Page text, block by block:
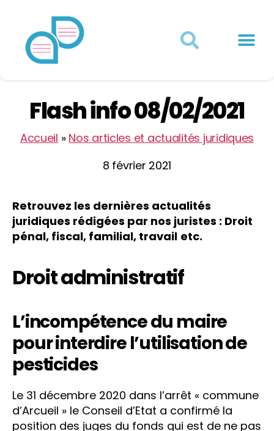
Flash info 08/02/2021
Accueil » Nos articles et actualités juridiques
8 février 2021
Retrouvez les dernières actualités
juridiques rédigées par nos juristes : Droit
pénal, fiscal, familial, travail etc.
Droit administratif
L’incompétence du maire
pour interdire l’utilisation de
pesticides
Le 31 décembre 2020 dans l’arrêt « commune
d’Arcueil » le Conseil d’Etat a confirmé la
position des juges du fonds qui est de ne pas